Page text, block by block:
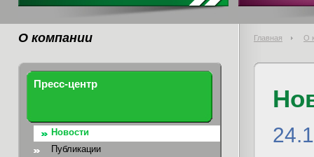
О компании Главная О
Пресс-центр
Новости
Публикации